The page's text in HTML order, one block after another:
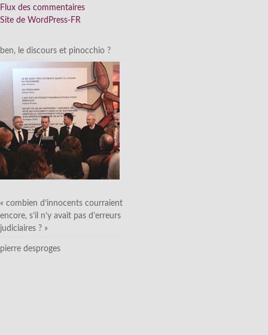
Flux des commentaires
Site de WordPress-FR
ben, le discours et pinocchio ?
« combien d’innocents courraient
encore, s’il n’y avait pas d’erreurs
judiciaires ? »
pierre desproges